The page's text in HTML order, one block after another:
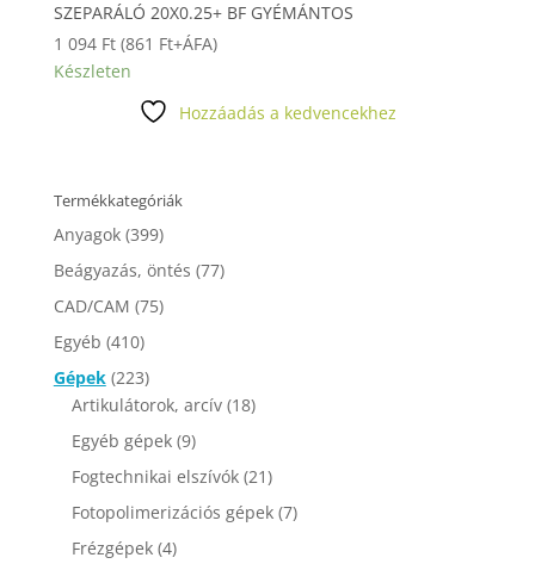
SZEPARÁLÓ 20X0.25+ BF GYÉMÁNTOS
1 094 Ft (861 Ft+ÁFA)
Készleten
Hozzáadás a kedvencekhez
Termékkategóriák
Anyagok (399)
Beágyazás, öntés (77)
CAD/CAM (75)
Egyéb (410)
Gépek (223)
Artikulátorok, arcív (18)
Egyéb gépek (9)
Fogtechnikai elszívók (21)
Fotopolimerizációs gépek (7)
Frézgépek (4)